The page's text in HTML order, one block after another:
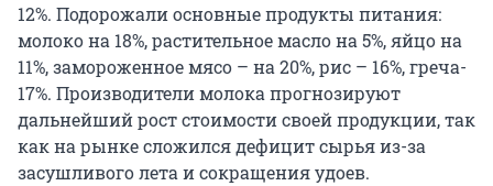
12%. Подорожали основные продукты питания:
молоко на 18%, растительное масло на 5%, яйцо на
11%, замороженное мясо – на 20%, рис – 16%, греча-
17%. Производители молока прогнозируют
дальнейший рост стоимости своей продукции, так
как на рынке сложился дефицит сырья из-за
засушливого лета и сокращения удоев.